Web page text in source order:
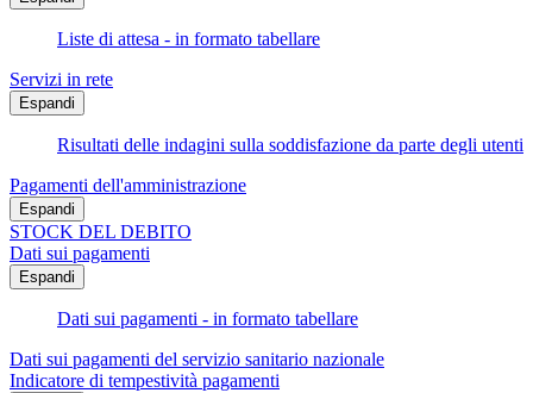
Liste di attesa - in formato tabellare
Servizi in rete
Espandi
Risultati delle indagini sulla soddisfazione da parte degli utenti
Pagamenti dell'amministrazione
Espandi
STOCK DEL DEBITO
Dati sui pagamenti
Espandi
Dati sui pagamenti - in formato tabellare
Dati sui pagamenti del servizio sanitario nazionale
Indicatore di tempestività pagamenti